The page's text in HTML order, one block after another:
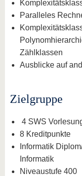
Paralleles
Zählklassen
Ausblicke auf
Zielgruppe
4 SWS
8 Kreditpunkte
Informatik
Informatik
Niveaustufe 400